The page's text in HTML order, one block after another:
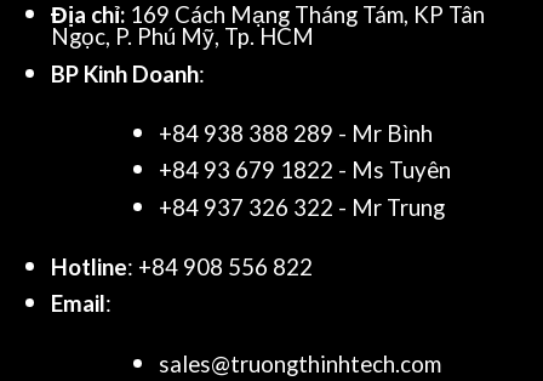
Địa chỉ: 169 Cách Mạng Tháng Tám, KP Tân
Ngọc, P. Phú Mỹ, Tp. HCM
BP Kinh Doanh:
+84 938 388 289 - Mr Bình
+84 93 679 1822 - Ms Tuyên
+84 937 326 322 - Mr Trung
Hotline: +84 908 556 822
Email:
sales@truongthinhtech.com